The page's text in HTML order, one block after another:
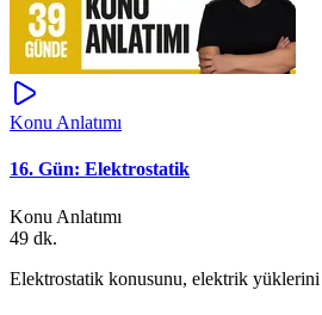
Konu Anlatımı
16. Gün: Elektrostatik
Konu Anlatımı
49 dk.
Elektrostatik konusunu, elektrik